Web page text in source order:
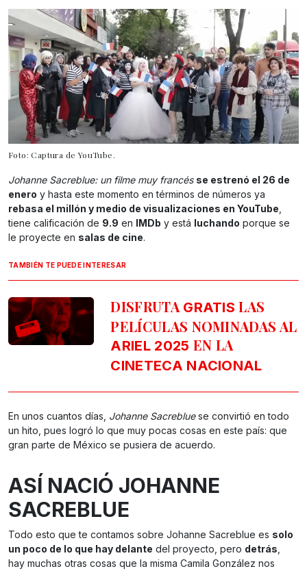
Foto: Captura de YouTube.
Johanne Sacreblue: un filme muy francés se estrenó el 26 de
enero y hasta este momento en términos de números ya
rebasa el millón y medio de visualizaciones en YouTube
tiene calificación de 9.9 en IMDb y está luchando porque se
le proyecte en salas de cine.
TAMBIÉN TE PUEDE INTERESAR
DISFRUTA GRATIS LAS
PELÍCULAS NOMINADAS AL
ARIEL 2025 EN LA
CINETECA NACIONAL
En unos cuantos días, Johanne Sacrebluese convirtió en todo
un hito, pues logró lo que muy pocas cosas en este país: que
gran parte de México se pusiera de acuerdo.
ASÍ NACIÓ JOHANNE
SACREBLUE
Todo esto que te contamos sobre Johanne Sacreblue es solo
un poco de lo que hay delante del proyecto, pero detrás
hay muchas otras cosas que la misma Camila González nos